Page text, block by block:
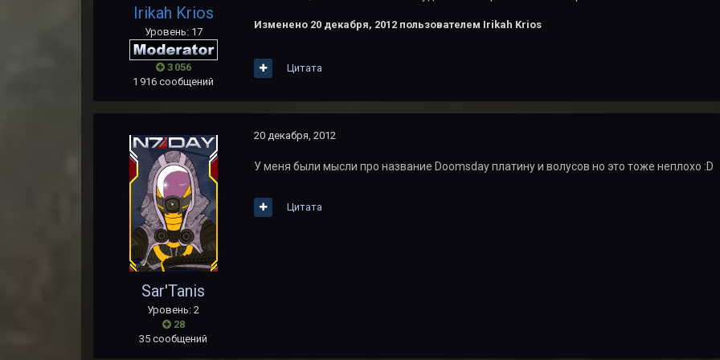
Irikah Krios
Уровень: 17
3 056
1 916 сообщений
Изменено 20 декабря, 2012пользователем Irikah Krios
Цитата
Sar'Tanis
Уровень: 2
28
35 сообщений
20 декабря, 2012
У меня были мысли про название Doomsday платину и волусов но это тоже неплохо :D
Цитата